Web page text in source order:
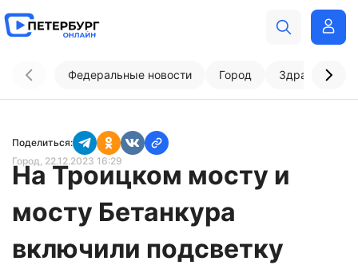
Федеральные новости Город
Поделиться:
Город, 22.12.2023 16:29
На Троицком мосту и
мосту Бетанкура
включили подсветку